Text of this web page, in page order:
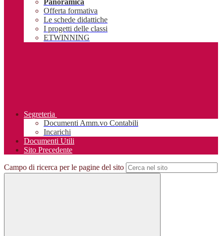
Panoramica
Offerta formativa
Le schede didattiche
I progetti delle classi
ETWINNING
Segreteria
Documenti Amm.vo Contabili
Incarichi
Documenti Utili
Sito Precedente
Campo di ricerca per le pagine del sito